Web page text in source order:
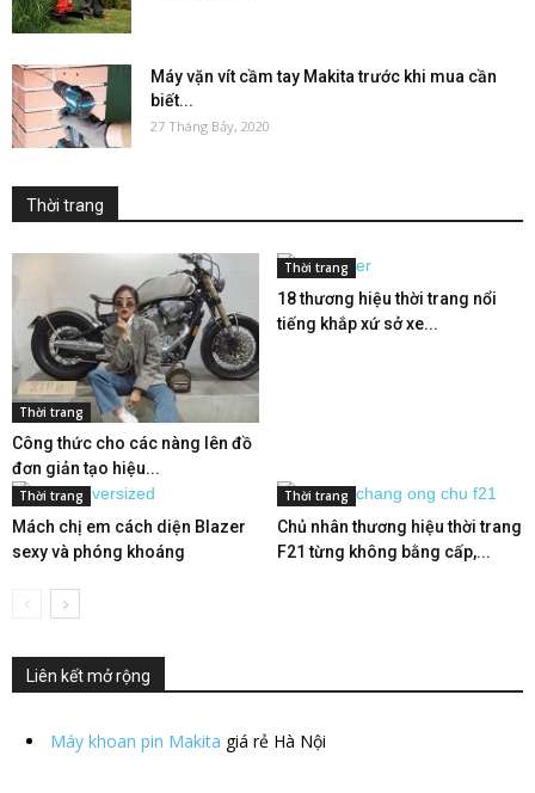
Máy vặn vít cầm tay Makita trước khi mua cần
biết...
27 Tháng Bảy, 2020
Thời trang
Thời trang
Công thức cho các nàng lên đồ
đơn giản tạo hiệu...
Thời trang
18 thương hiệu thời trang nổi
tiếng khắp xứ sở xe...
Thời trang
Mách chị em cách diện Blazer
sexy và phóng khoáng
Thời trang
Chủ nhân thương hiệu thời trang
F21 từng không bằng cấp,...
Liên kết mở rộng
Máy khoan pin Makita giá rẻ Hà Nội